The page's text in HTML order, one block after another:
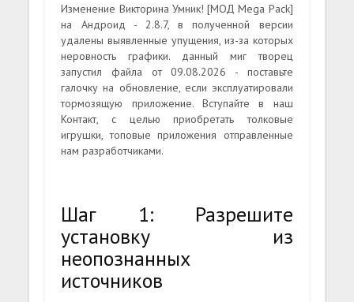
Изменение Викторина Умник! [МОД Mega Pack]
на Андроид - 2.8.7, в полученной версии
удалены выявленные упущения, из-за которых
неровность графики. данный миг творец
запустил файла от 09.08.2026 - поставьте
галочку на обновление, если эксплуатировали
тормозящую приложение. Вступайте в наш
Контакт, с целью приобретать толковые
игрушки, топовые приложения отправленные
нам разработчиками.
Шаг 1: Разрешите
установку из
неопознанных
источников